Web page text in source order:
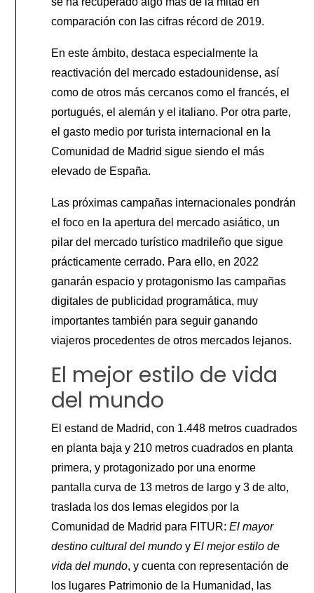
comparación con las cifras récord de 2019.
En este ámbito, destaca especialmente la
reactivación del mercado estadounidense, así
como de otros más cercanos como el francés, el
portugués, el alemán y el italiano. Por otra parte,
el gasto medio por turista internacional en la
Comunidad de Madrid sigue siendo el más
elevado de España.
Las próximas campañas internacionales pondrán
el foco en la apertura del mercado asiático, un
pilar del mercado turístico madrileño que sigue
prácticamente cerrado. Para ello, en 2022
ganarán espacio y protagonismo las campañas
digitales de publicidad programática, muy
importantes también para seguir ganando
viajeros procedentes de otros mercados lejanos.
El mejor estilo de vida
del mundo
El estand de Madrid, con 1.448 metros cuadrados
en planta baja y 210 metros cuadrados en planta
primera, y protagonizado por una enorme
pantalla curva de 13 metros de largo y 3 de alto,
traslada los dos lemas elegidos por la
Comunidad de Madrid para FITUR:El mayor
destino cultural del mundo yEl mejor estilo de
vida del mundo, y cuenta con representación de
los lugares Patrimonio de la Humanidad, las